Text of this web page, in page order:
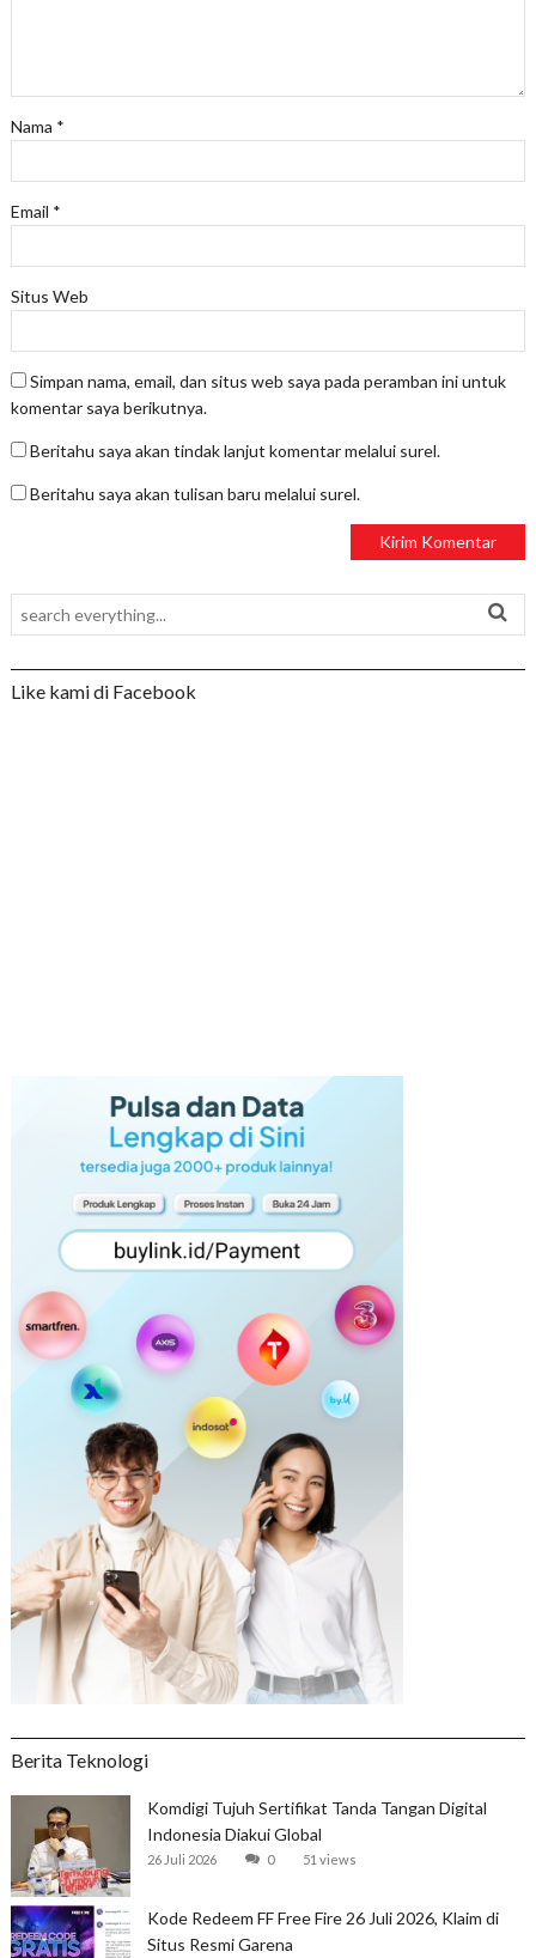
Nama *
Email *
Situs Web
Simpan nama, email, dan situs web saya pada peramban ini untuk
komentar saya berikutnya.
Beritahu saya akan tindak lanjut komentar melalui surel.
Beritahu saya akan tulisan baru melalui surel.
Like kami di Facebook
Berita Teknologi
Komdigi Tujuh Sertifikat Tanda Tangan Digital
Indonesia Diakui Global
26 Juli 2026 0 51 views
Kode Redeem FF Free Fire 26 Juli 2026, Klaim di
Situs Resmi Garena